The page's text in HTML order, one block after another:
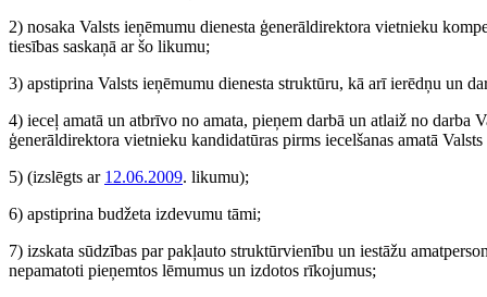
2) nosaka Valsts ieņēmumu dienesta ģenerāldirektora vietnieku
tiesības saskaņā ar šo likumu;
3) apstiprina Valsts ieņēmumu dienesta struktūru, kā arī ierēdņu un
4) ieceļ amatā un atbrīvo no amata, pieņem darbā un atlaiž no darba
ģenerāldirektora vietnieku kandidatūras pirms iecelšanas amatā
5) (izslēgts ar 12.06.2009. likumu);
6) apstiprina budžeta izdevumu tāmi;
7) izskata sūdzības par pakļauto struktūrvienību un iestāžu
nepamatoti pieņemtos lēmumus un izdotos rīkojumus;